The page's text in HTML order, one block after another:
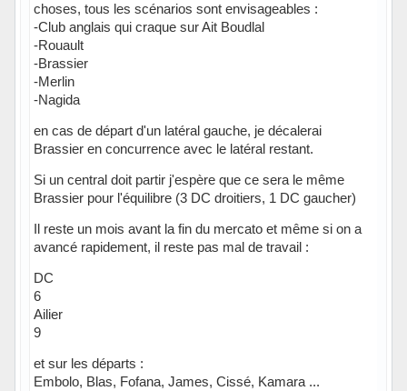
choses, tous les scénarios sont envisageables :
-Club anglais qui craque sur Ait Boudlal
-Rouault
-Brassier
-Merlin
-Nagida
en cas de départ d'un latéral gauche, je décalerai
Brassier en concurrence avec le latéral restant.
Si un central doit partir j'espère que ce sera le même
Brassier pour l'équilibre (3 DC droitiers, 1 DC gaucher)
Il reste un mois avant la fin du mercato et même si on a
avancé rapidement, il reste pas mal de travail :
DC
6
Ailier
9
et sur les départs :
Embolo, Blas, Fofana, James, Cissé, Kamara ...